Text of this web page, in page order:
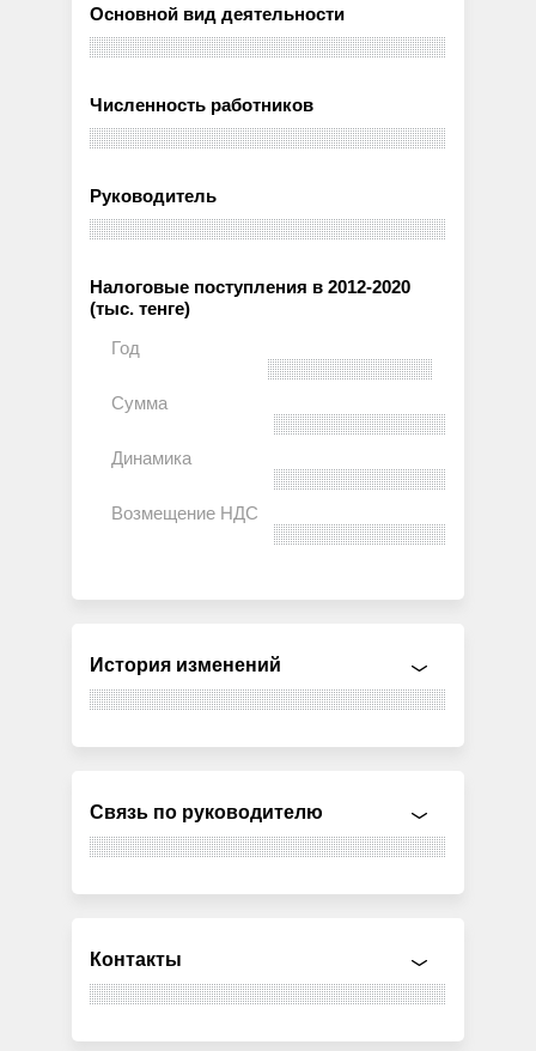
Основной вид деятельности
Численность работников
Руководитель
Налоговые поступления в 2012-2020
(тыс. тенге)
История изменений
Связь по руководителю
Контакты